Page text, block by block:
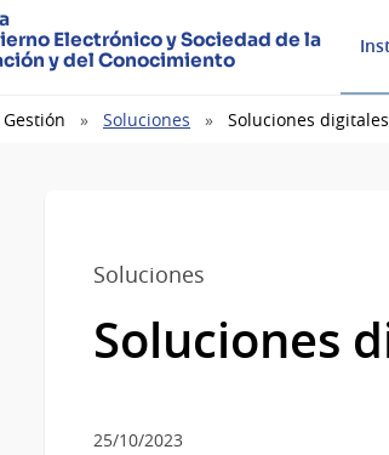
Electrónico y Sociedad de la
y del Conocimiento
Soluciones Soluciones
Soluciones
Soluciones
25/10/2023